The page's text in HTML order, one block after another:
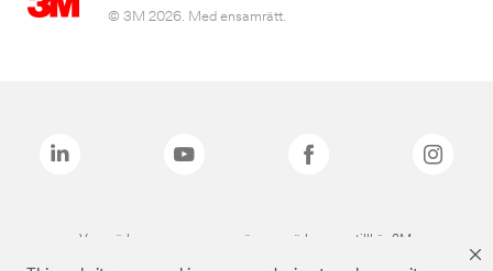
© 3M 2026. Med ensamrätt.
Varumärken som anges ovan är varumärken som tillhör 3M.